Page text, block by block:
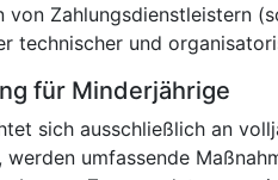
von Zahlungsdienstleistern
technischer und
für Minderjährige
sich ausschließlich an
werden umfassende